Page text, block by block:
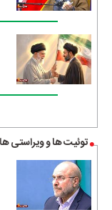
توئیت ها و ویراستی